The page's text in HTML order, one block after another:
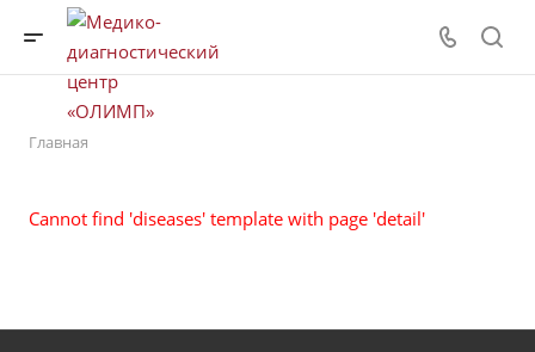
Главная
Cannot find 'diseases' template with page 'detail'